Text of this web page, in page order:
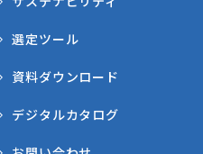
選定ツール
資料ダウンロード
デジタルカタログ